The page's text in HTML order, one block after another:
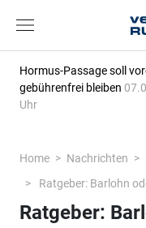
Hormus-Passage soll
gebührenfrei bleiben
Uhr
Home Nachrichten
Ratgeber: Barlohn
Ratgeber: